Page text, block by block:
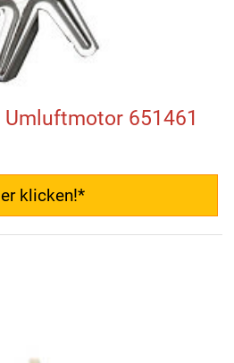
651461
klicken!*